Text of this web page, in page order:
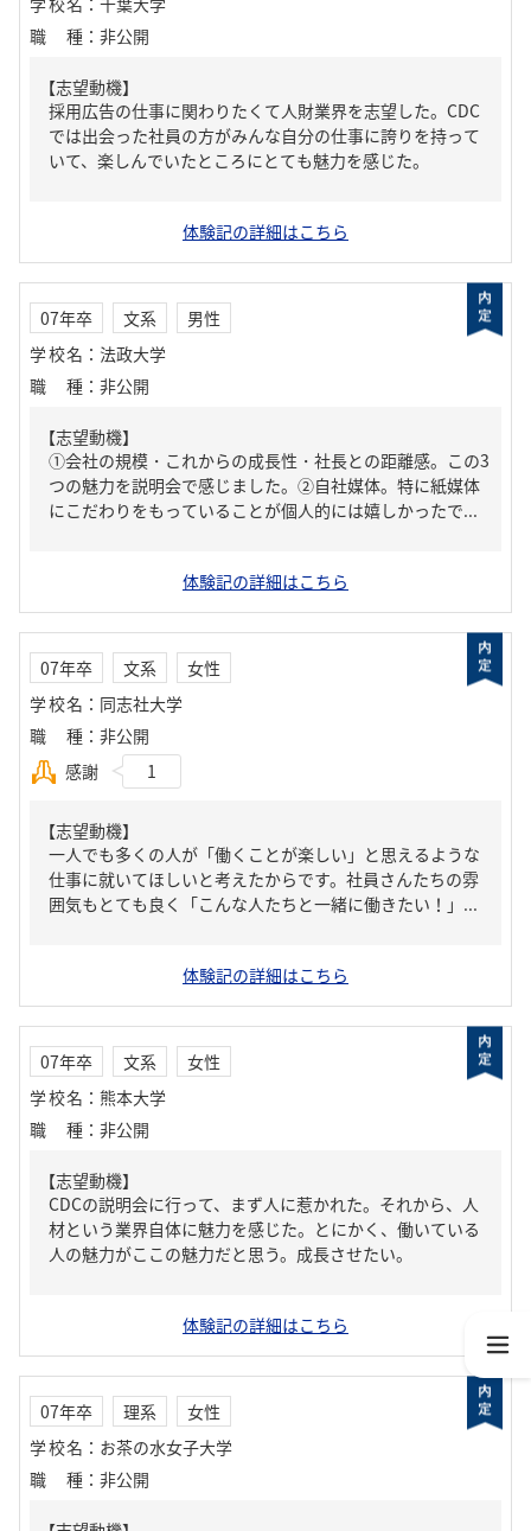
職種 ： 非公開
【志望動機】
採用広告の仕事に関わりたくて人財業界を志望した。CDC
では出会った社員の方がみんな自分の仕事に誇りを持って
いて、楽しんでいたところにとても魅力を感じた。
体験記の詳細はこちら
07年卒 文系
男性
学校名 ： 法政大学
職種 ： 非公開
【志望動機】
①会社の規模・これからの成長性・社長との距離感。この3
つの魅力を説明会で感じました。②自社媒体。特に紙媒体
にこだわりをもっていることが個人的には嬉しかったで...
体験記の詳細はこちら
07年卒 文系
女性
学校名 ： 同志社大学
職種 ： 非公開
感謝
1
【志望動機】
一人でも多くの人が「働くことが楽しい」と思えるような
仕事に就いてほしいと考えたからです。社員さんたちの雰
囲気もとても良く「こんな人たちと一緒に働きたい！」...
体験記の詳細はこちら
07年卒 文系
女性
学校名 ： 熊本大学
職種 ： 非公開
【志望動機】
CDCの説明会に行って、まず人に惹かれた。それから、人
材という業界自体に魅力を感じた。とにかく、働いている
人の魅力がここの魅力だと思う。成長させたい。
体験記の詳細はこちら
07年卒 理系
女性
学校名 ： お茶の水女子大学
職種 ： 非公開